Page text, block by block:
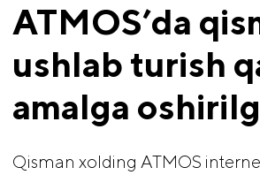
ATMOS’da
ushlab turish
amalga
Qisman xolding ATMOS